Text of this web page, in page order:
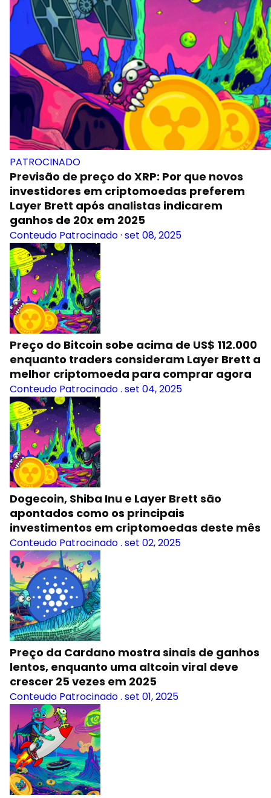
PATROCINADO
Previsão de preço do XRP: Por que novos
investidores em criptomoedas preferem
Layer Brett após analistas indicarem
ganhos de 20x em 2025
Conteudo Patrocinado· set 08, 2025
Preço do Bitcoin sobe acima de US$ 112.000
enquanto traders consideram Layer Brett a
melhor criptomoeda para comprar agora
Conteudo Patrocinado. set 04, 2025
Dogecoin, Shiba Inu e Layer Brett são
apontados como os principais
investimentos em criptomoedas deste mês
Conteudo Patrocinado. set 02, 2025
Preço da Cardano mostra sinais de ganhos
lentos, enquanto uma altcoin viral deve
crescer 25 vezes em 2025
Conteudo Patrocinado. set 01, 2025